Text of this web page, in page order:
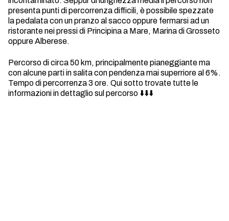
presenta punti di percorrenza difficili, è possibile spezzate
la pedalata con un pranzo al sacco oppure fermarsi ad un
ristorante nei pressi di Principina a Mare, Marina di Grosseto
oppure Alberese.
Percorso di circa 50 km, principalmente pianeggiante ma
con alcune parti in salita con pendenza mai superriore al 6%.
Tempo di percorrenza 3 ore. Qui sotto trovate tutte le
informazioni in dettaglio sul percorso ⬇️⬇️⬇️